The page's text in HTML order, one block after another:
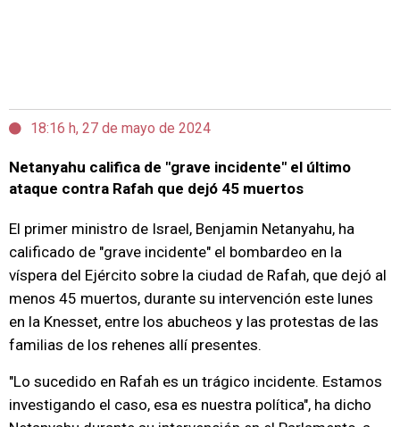
18:16 h, 27 de mayo de 2024
Netanyahu califica de "grave incidente" el último
ataque contra Rafah que dejó 45 muertos
El primer ministro de Israel, Benjamin Netanyahu, ha
calificado de "grave incidente" el bombardeo en la
víspera del Ejército sobre la ciudad de Rafah, que dejó al
menos 45 muertos, durante su intervención este lunes
en la Knesset, entre los abucheos y las protestas de las
familias de los rehenes allí presentes.
"Lo sucedido en Rafah es un trágico incidente. Estamos
investigando el caso, esa es nuestra política", ha dicho